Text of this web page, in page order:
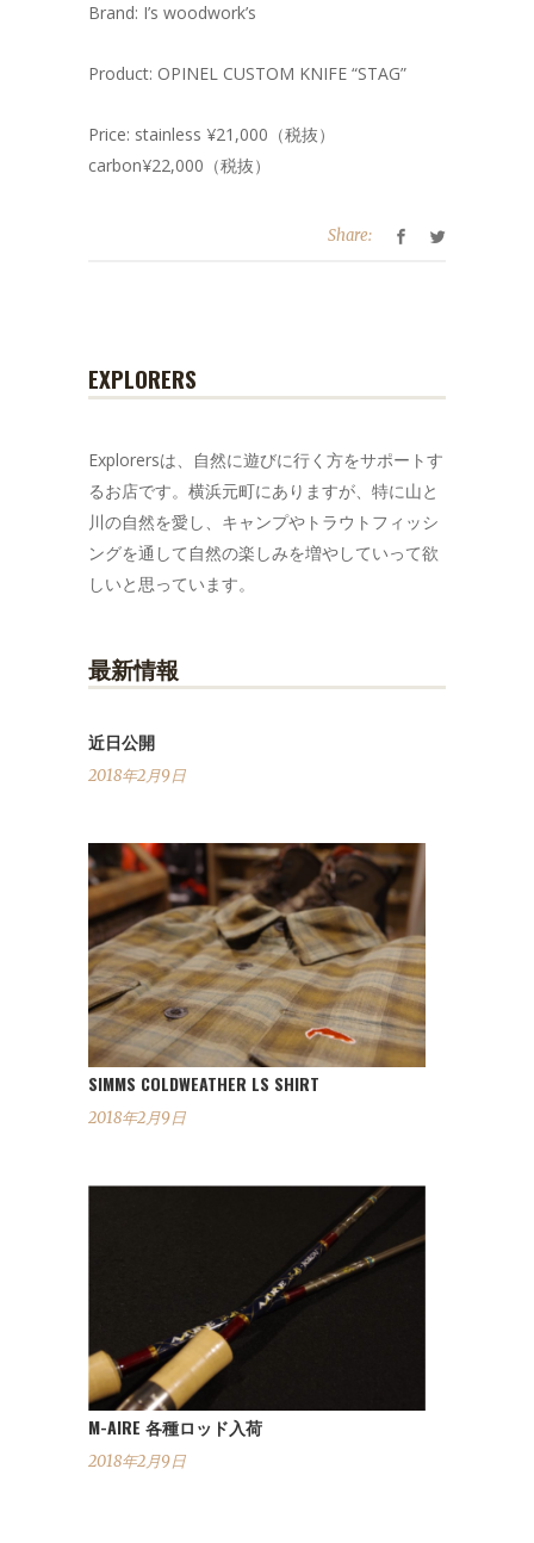
Brand: I’s woodwork’s
Product: OPINEL CUSTOM KNIFE “STAG”
Price: stainless ¥21,000（税抜）
carbon¥22,000（税抜）
Share:
EXPLORERS
Explorersは、自然に遊びに行く方をサポートす
るお店です。横浜元町にありますが、特に山と
川の自然を愛し、キャンプやトラウトフィッシ
ングを通して自然の楽しみを増やしていって欲
しいと思っています。
最新情報
近日公開
2018年2月9日
SIMMS COLDWEATHER LS SHIRT
2018年2月9日
M-AIRE 各種ロッド入荷
2018年2月9日